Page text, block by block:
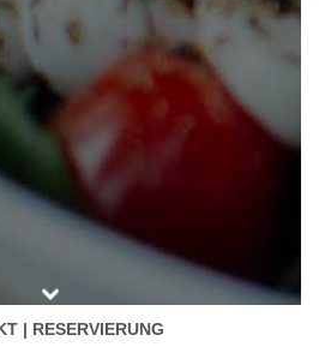
| RESERVIERUNG